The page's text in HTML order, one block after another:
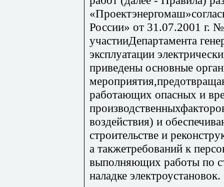
России» от 31.07.2001 г.
участииДепартамента
эксплуатации
приведены основные
работающих опасных и
воздействия) и
строительстве и
а такжетребований к
выполняющих работы по
наладке электроустановок.